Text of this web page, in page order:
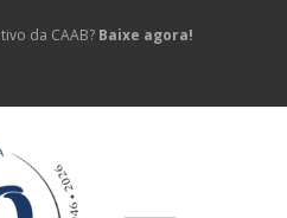
da CAAB? Baixe agora!